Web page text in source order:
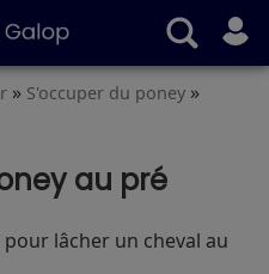
» S'occuper du poney »
au pré
lâcher un cheval au